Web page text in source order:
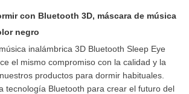
con Bluetooth 3D, máscara de música
negro
inalámbrica 3D Bluetooth Sleep Eye
el mismo compromiso con la calidad y la
productos para dormir habituales.
tecnología Bluetooth para crear el futuro del